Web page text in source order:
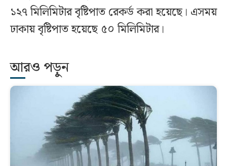
১২৭ মিলিমিটার বৃষ্টিপাত রেকর্ড করা হয়েছে। এসময়
ঢাকায় বৃষ্টিপাত হয়েছে ৫০ মিলিমিটার।
আরও পড়ুন